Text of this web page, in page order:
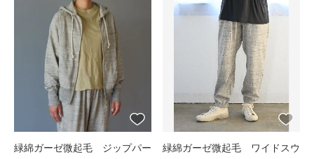
緑綿ガーゼ微起毛 ジップパー
緑綿ガーゼ微起毛 ワイドスウ